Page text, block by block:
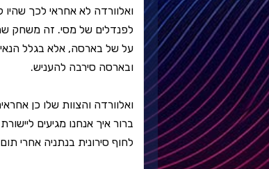
לפנדלים של מסי. זה משחק
על של בארסה, אלא בגלל
ובארסה סירבה להעניש.
ואלוורדה והצוות שלו כן
ברור איך אנחנו מגיעים
לחוף סירונית בנתניה אחרי